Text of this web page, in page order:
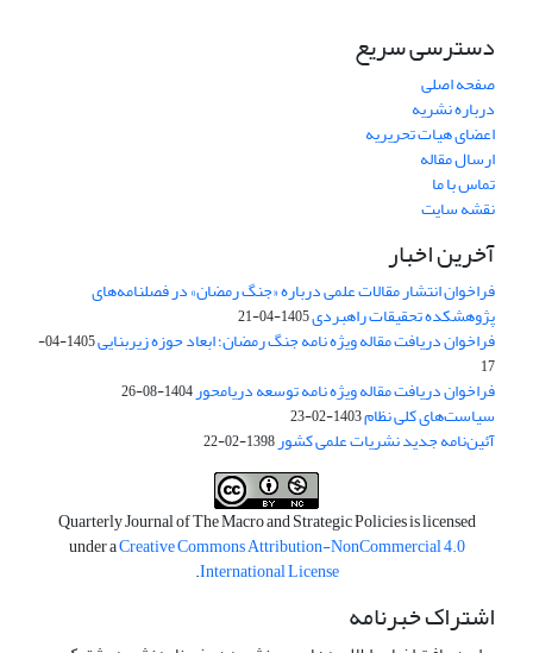
دسترسی سریع
صفحه اصلی
درباره نشریه
اعضای هیات تحریریه
ارسال مقاله
تماس با ما
نقشه سایت
آخرین اخبار
فراخوان انتشار مقالات علمی درباره «جنگ رمضان» در فصلنامه‌های
پژوهشکده تحقیقات راهبردی1405-04-21
فراخوان دریافت مقاله ویژه نامه جنگ رمضان؛ ابعاد حوزه زیربنایی
1405-04-
17
فراخوان دریافت مقاله ویژه نامه توسعه دریامحور1404-08-26
سیاست‌های کلی نظام1403-02-23
آئین‌نامه جدید نشریات علمی کشور1398-02-22
Quarterly Journal of The Macro and Strategic Policies is licensed
under aCreative Commons Attribution-NonCommercial 4.0
International License
.
اشتراک خبرنامه